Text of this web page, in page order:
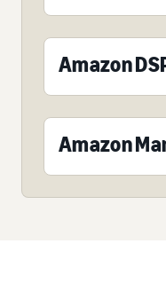
Amazon
Amazon